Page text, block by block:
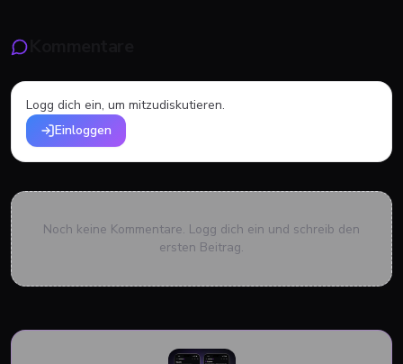
Logg dich ein, um mitzudiskutieren.
Einloggen
Noch keine Kommentare. Logg dich ein und schreib den
ersten Beitrag.